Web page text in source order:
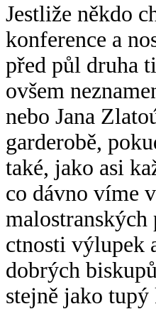
Jestliže někdo
konference a
před půl druha
ovšem
nebo Jana
garderobě,
také, jako asi
co dávno víme
malostranských
ctnosti výlupek
dobrých
stejně jako